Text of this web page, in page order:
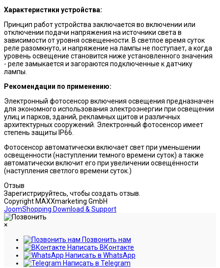
Характеристики устройства:
Принцип работ устройства заключается во включении или
отключении подачи напряжения на источники света в
зависимости от уровня освещенности. В светлое время суток
реле разомкнуто, и напряжение на лампы не поступает, а когда
уровень освещение становится ниже установленного значения
- реле замыкается и загораются подключенные к датчику
лампы.
Рекомендации по применению:
Электронный фотосенсор включения освещения предназначен
для экономного использования электроэнергии при освещении
улиц и парков, зданий, рекламных щитов и различных
архитектурных сооружений. Электронный фотосенсор имеет
степень защиты IP66.
Фотосенсор автоматически включает свет при уменьшении
освещенности (наступлении темного времени суток) а также
автоматически включит его при увеличении освещённости
(наступления светлого времени суток.)
Отзыв
Зарегистрируйтесь, чтобы создать отзыв.
Copyright MAXXmarketing GmbH
JoomShopping Download & Support
×
Позвонить нам
Написать ВКонтакте
Написать в WhatsApp
Написать в Telegram